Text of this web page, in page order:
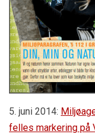
5. juni 2014:
felles markering på